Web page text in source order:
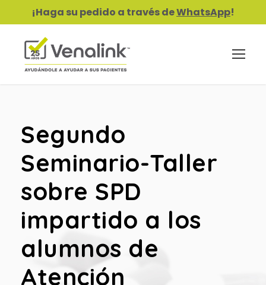
¡Haga su pedido a través deWhatsApp!
Segundo
Seminario-Taller
sobre SPD
impartido a los
alumnos de
Atención